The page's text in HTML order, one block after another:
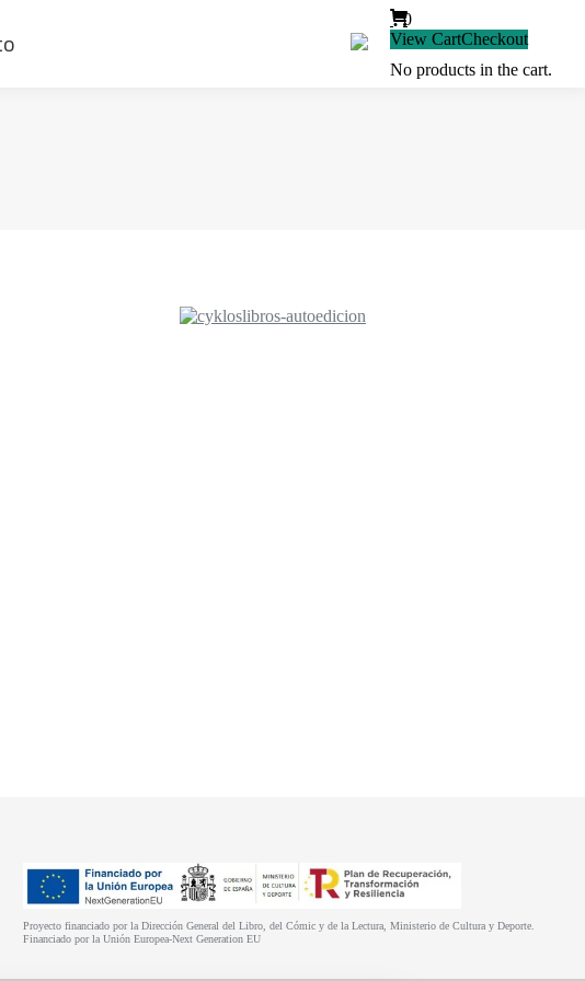
0
View CartCheckout
No products in the cart.
Proyecto financiado por la Dirección General del Libro, del Cómic y de la Lectura, Ministerio de Cultura y Deporte.
Financiado por la Unión Europea-Next Generation EU